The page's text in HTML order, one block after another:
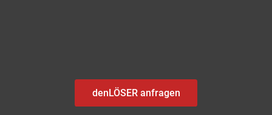
denLÖSER anfragen